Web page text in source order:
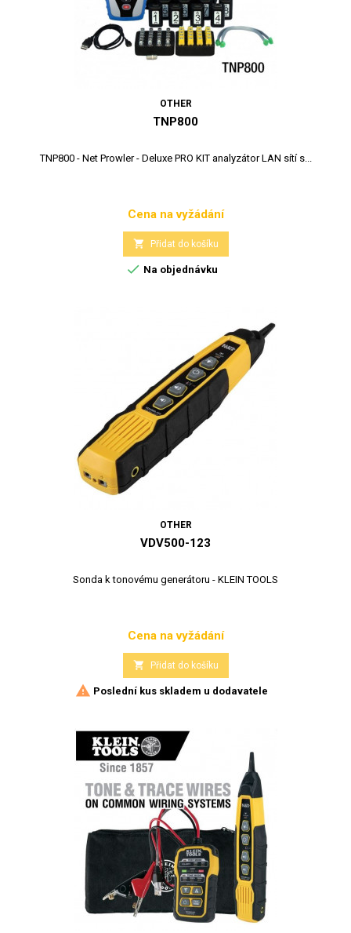
OTHER
TNP800
TNP800 - Net Prowler - Deluxe PRO KIT analyzátor LAN sítí s...
Cena
Cena na vyžádání
 Přidat do košíku
 Na objednávku
OTHER
VDV500-123
Sonda k tonovému generátoru - KLEIN TOOLS
Cena
Cena na vyžádání
 Přidat do košíku
 Poslední kus skladem u dodavatele